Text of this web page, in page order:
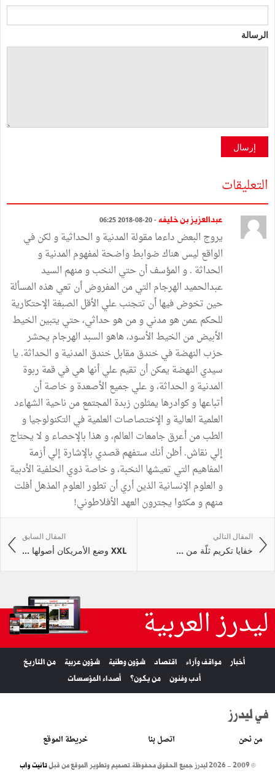
الرسالة
إرسال
التعليقات
عبدالعزيز بن خليفه - 20-08-2018 06:25
يروج البعض داءما مقولة المدنية و الحداثية و لكن في
الواقع ليس هناك ضوابط واضحة لمفهوم المدنية و
الحداثة . و المؤسف أن حتي النخب و منهم السيد
عبدالحميد الهرجام التي من المفروض أن تعي هذه المسألة
حين تخوض فيها أن تتجنب علي الأقل الصبغة الإحتكارية
للحكم عمن هو مدني و من هو حداثي، حتي يتبين الخيط
الأبيض من الخيط الأسود، هاهو السبد الهرجام يحشر
حزب النهضة في خندق مقابل خندق المدنية و الحداثة. يا
سيدي النهضة يمكن أن تقيم علي أنها هي في قمة ربوة
المدنية و الحداثة، و علي جميع الأصعدة و خاصة أن
أتباعها و كوادرها يمثلون زبدة المجتمع من ناحية الشهاءد
العلمية العالية و الإختصاصات العلمية في التكنولوجيا و
الطب من أعرق جامعات العالم، و هذا بالإحصاء و لا يحتاج
إلي نقاش. أظن أنك ستفهم قصدي بالإشارة إلي أزمة
المفاهيم التي تعيشها النخبة، و خاصة ذوي الخلفية الأدبية
و العلوم الإنسانية الذين أري أن تطور العلوم المذهل أفلت
منهم و مكثوا يجترون العهد الأفلاطوني!
المقال السابق
XXL وضع الأمريكان أصولها ...
المقال التالي
خفايا تكريم ثلّة من ...
ليدرز العربية
أخبار مواقف وآراء اقتصاد شؤون وطنية شؤون عربية
من التاريخ
أدب وفنون
من يكون؟ أصداء المؤسسات
في ليدرز
من نحن اتصل بنا خريطة الموقع
© 2009 - 2026 ليدرز جميع الحقوق محفوظة. تصميم وتطوير الموقع من قبلتانيت واب